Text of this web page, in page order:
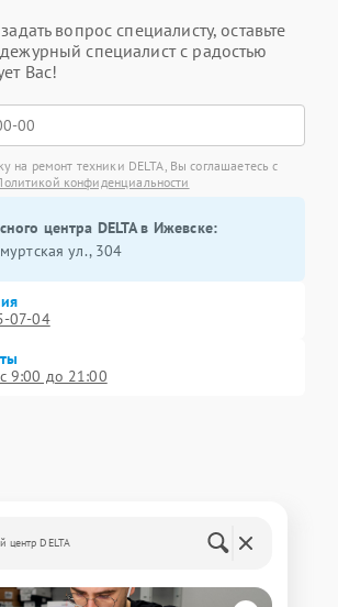
вопрос специалисту, оставьте
специалист с радостью
Вас!
на ремонт техники DELTA, Вы соглашаетесь с
конфиденциальности
центра DELTA в Ижевске:
ул., 304
07-04
9:00 до 21:00
центр DELTA